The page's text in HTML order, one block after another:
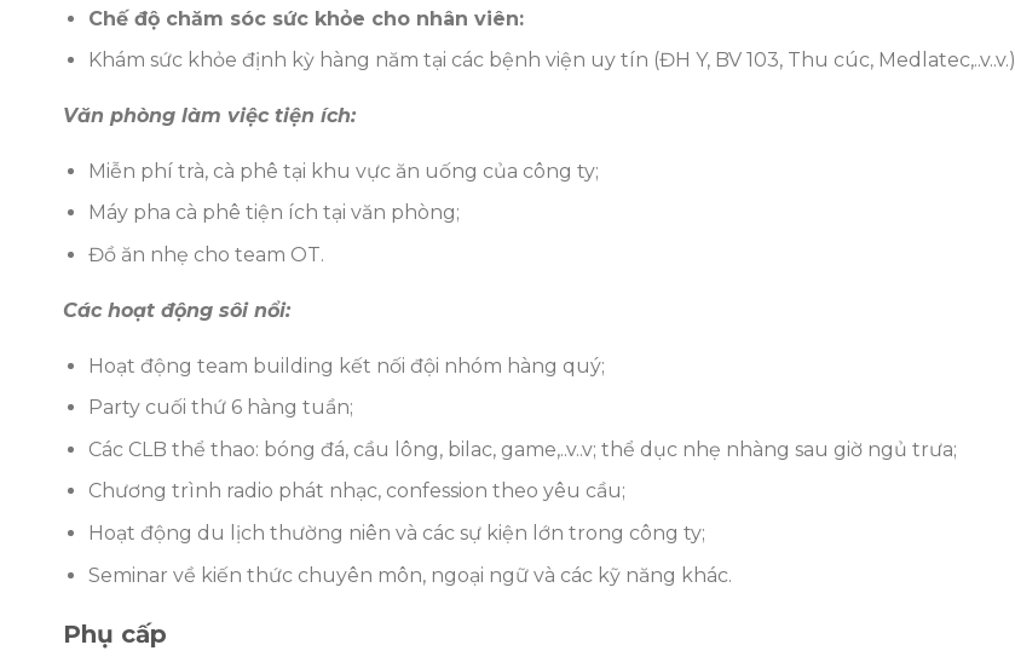
Chế độ chăm sóc sức khỏe cho nhân viên:
Khám sức khỏe định kỳ hàng năm tại các bệnh viện uy tín (ĐH Y, BV 103, Thu cúc, Medlatec,..v..v.)
Văn phòng làm việc tiện ích:
Miễn phí trà, cà phê tại khu vực ăn uống của công ty;
Máy pha cà phê tiện ích tại văn phòng;
Đồ ăn nhẹ cho team OT.
Các hoạt động sôi nổi:
Hoạt động team building kết nối đội nhóm hàng quý;
Party cuối thứ 6 hàng tuần;
Các CLB thể thao: bóng đá, cầu lông, bilac, game,..v..v; thể dục nhẹ nhàng sau giờ ngủ trưa;
Chương trình radio phát nhạc, confession theo yêu cầu;
Hoạt động du lịch thường niên và các sự kiện lớn trong công ty;
Seminar về kiến thức chuyên môn, ngoại ngữ và các kỹ năng khác.
Phụ cấp